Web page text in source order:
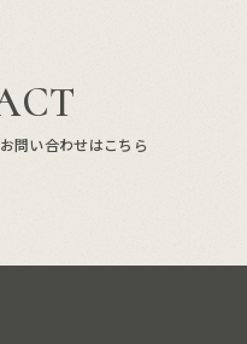
問い合わせはこちら